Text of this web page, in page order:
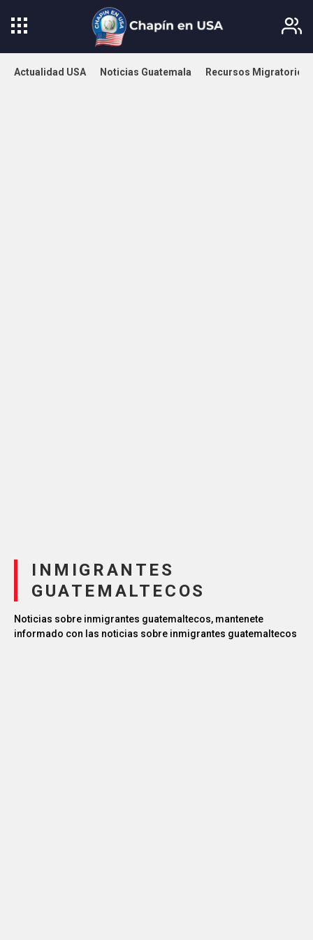
Actualidad USA Noticias Guatemala Recursos Migratorios
INMIGRANTES
GUATEMALTECOS
Noticias sobre inmigrantes guatemaltecos, mantenete
informado con las noticias sobre inmigrantes guatemaltecos